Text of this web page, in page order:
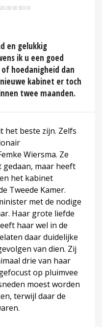
OM 08:30UUR
en gelukkig
ik u een goed
hoedanigheid dan
kabinet er toch
twee maanden.
het beste zijn. Zelfs
Wiersma. Ze
maar heeft
het kabinet
Tweede Kamer.
met de nodige
Haar grote liefde
haar wel in de
daar duidelijke
van dien. Zij
drie van haar
op pluimvee
moest worden
terwijl daar de